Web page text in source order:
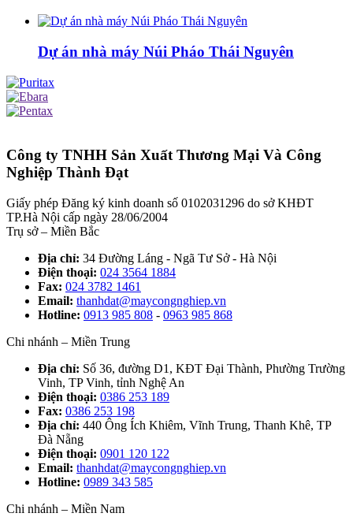
Dự án nhà máy Núi Pháo Thái Nguyên
Công ty TNHH Sản Xuất Thương Mại Và Công
Nghiệp Thành Đạt
Giấy phép Đăng ký kinh doanh số 0102031296 do sở KHĐT
TP.Hà Nội cấp ngày 28/06/2004
Trụ sở – Miền Bắc
Địa chỉ: 34 Đường Láng - Ngã Tư Sở - Hà Nội
Điện thoại: 024 3564 1884
Fax: 024 3782 1461
Email: thanhdat@maycongnghiep.vn
Hotline: 0913 985 808 - 0963 985 868
Chi nhánh – Miền Trung
Địa chỉ: Số 36, đường D1, KĐT Đại Thành, Phường Trường
Vinh, TP Vinh, tỉnh Nghệ An
Điện thoại: 0386 253 189
Fax: 0386 253 198
Địa chỉ: 440 Ông Ích Khiêm, Vĩnh Trung, Thanh Khê, TP
Đà Nẵng
Điện thoại: 0901 120 122
Email: thanhdat@maycongnghiep.vn
Hotline: 0989 343 585
Chi nhánh – Miền Nam